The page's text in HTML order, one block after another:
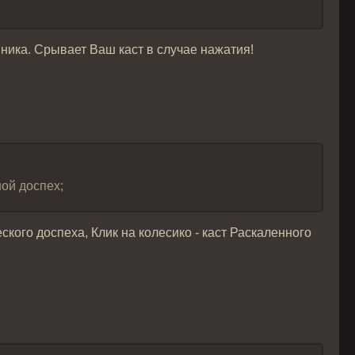
Срывает Ваш каст в случае нажатия!
доспех;
доспеха, Клик на колесико - каст Раскаленного